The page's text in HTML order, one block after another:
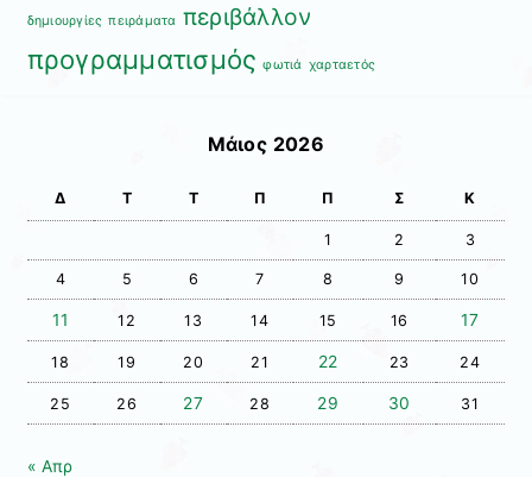
δημιουργίες πειράματα περιβάλλον
προγραμματισμός φωτιά χαρταετός
Μάιος 2026
Δ Τ Τ Π Π Σ Κ
1 2 3
4 5 6 7 8 9 10
11 12 13 14 15 16 17
18 19 20 21 22 23 24
25 26 27 28 29 30 31
« Απρ